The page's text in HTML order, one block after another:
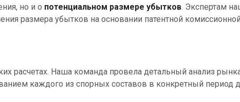
но и о потенциальном размере убытков. Экспертам
размера убытков на основании патентной
расчетах. Наша команда провела детальный анализ
каждого из спорных составов в конкретный период